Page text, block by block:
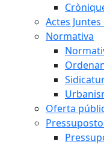
Actes
Normativa
Oferta